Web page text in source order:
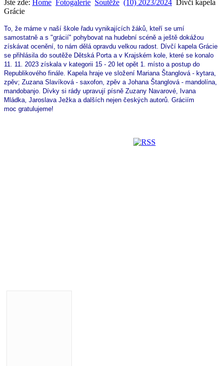
Jste zde: Home Fotogalerie Soutěže (10) 2023/2024 Dívčí kapela
Grácie
To, že máme v naší škole řadu vynikajících žáků, kteří se umí
samostatně a s "grácií" pohybovat na hudební scéně a ještě dokážou
získávat ocenění, to nám dělá opravdu velkou radost. Dívčí kapela Grácie
se přihlásila do soutěže Dětská Porta a v Krajském kole, které se konalo
11. 11. 2023 získala v kategorii 15 - 20 let opět 1. místo a postup do
Republikového finále. Kapela hraje ve složení Mariana Štanglová - kytara,
zpěv; Zuzana Slavíková - saxofon, zpěv a Johana Štanglová - mandolína,
mandobanjo. Dívky si rády upravují písně Zuzany Navarové, Ivana
Mládka, Jaroslava Ježka a dalších nejen českých autorů. Gráciím
moc gratulujeme!